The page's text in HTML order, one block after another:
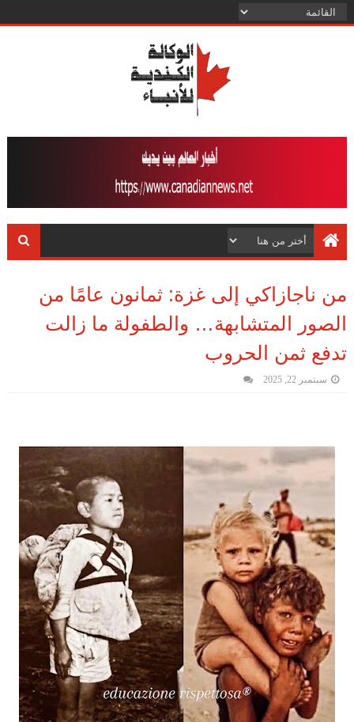
من ناجازاكي إلى غزة: ثمانون عامًا من
الصور المتشابهة… والطفولة ما زالت
تدفع ثمن الحروب
سبتمبر 22, 2025